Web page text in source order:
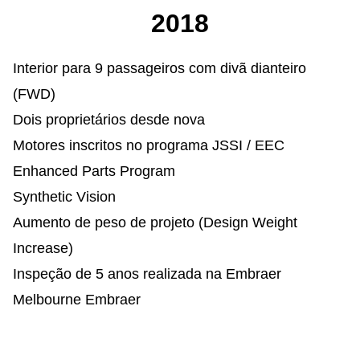
2018
Interior para 9 passageiros com divã dianteiro
(FWD)
Dois proprietários desde nova
Motores inscritos no programa JSSI / EEC
Enhanced Parts Program
Synthetic Vision
Aumento de peso de projeto (Design Weight
Increase)
Inspeção de 5 anos realizada na Embraer
Melbourne Embraer